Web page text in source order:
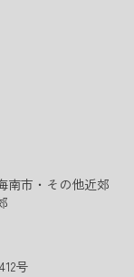
南市・その他近郊
号